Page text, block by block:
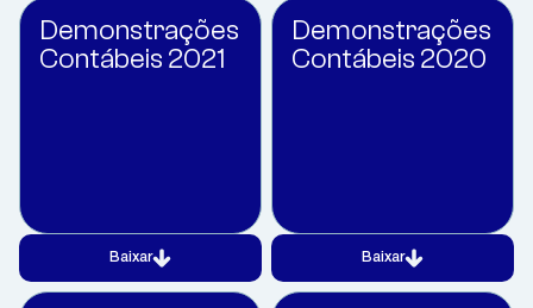
Demonstrações
Contábeis 2021
Baixar
Demonstrações
Contábeis 2020
Baixar